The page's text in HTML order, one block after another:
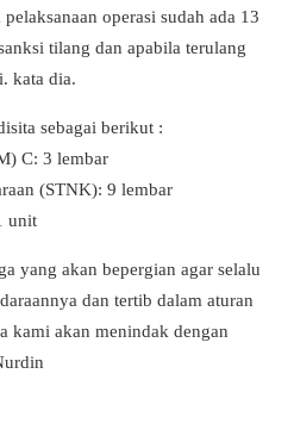
operasi sudah ada 13
tilang dan apabila terulang
kata dia.
sebagai berikut :
C: 3 lembar
(STNK): 9 lembar
unit
yang akan bepergian agar selalu
dan tertib dalam aturan
kami akan menindak dengan